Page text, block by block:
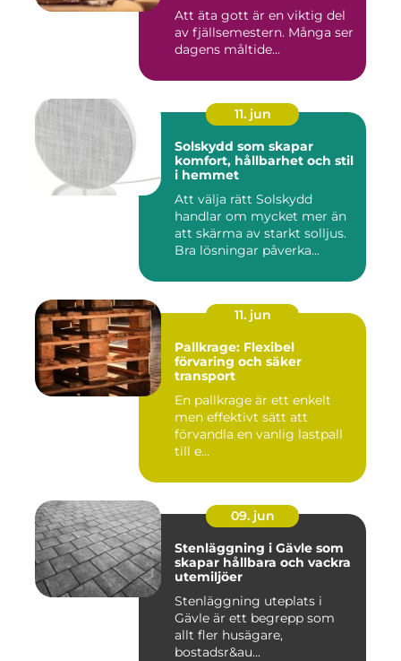
Att äta gott är en viktig del
av fjällsemestern. Många ser
dagens måltide...
11. jun
Solskydd som skapar
komfort, hållbarhet och stil
i hemmet
Att välja rätt Solskydd
handlar om mycket mer än
att skärma av starkt solljus.
Bra lösningar påverka...
11. jun
Pallkrage: Flexibel
förvaring och säker
transport
En pallkrage är ett enkelt
men effektivt sätt att
förvandla en vanlig lastpall
till e...
09. jun
Stenläggning i Gävle som
skapar hållbara och vackra
utemiljöer
Stenläggning uteplats i
Gävle är ett begrepp som
allt fler husägare,
bostadsr&au...